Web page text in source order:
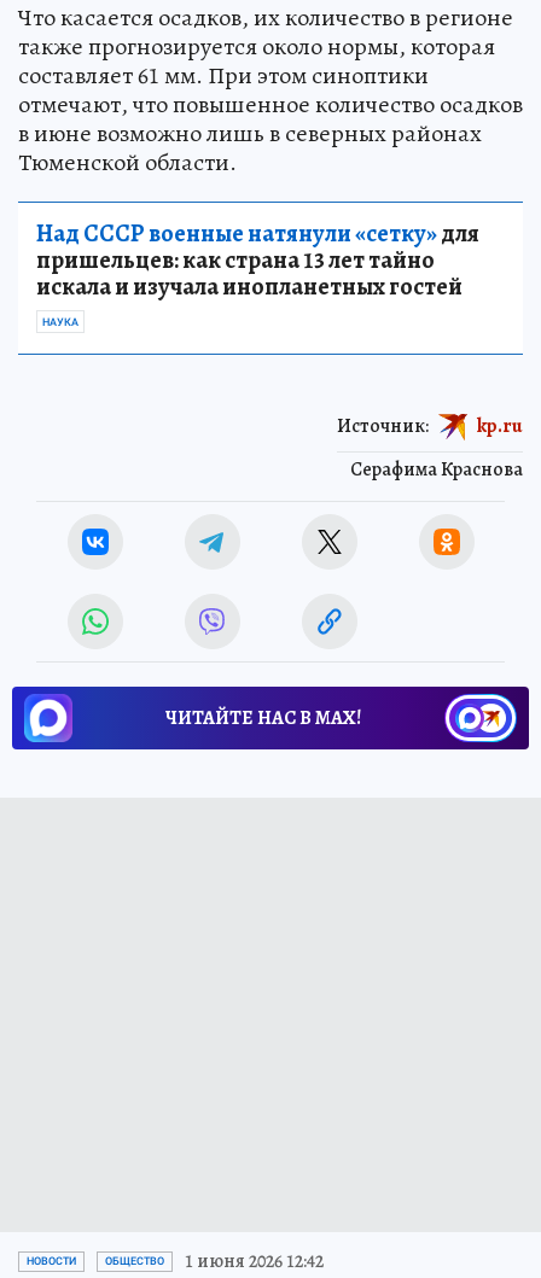
Что касается осадков, их количество в регионе
также прогнозируется около нормы, которая
составляет 61 мм. При этом синоптики
отмечают, что повышенное количество осадков
в июне возможно лишь в северных районах
Тюменской области.
Над СССР военные натянули «сетку»для
пришельцев: как страна 13 лет тайно
искала и изучала инопланетных гостей
НАУКА
Серафима Краснова
Источник: kp.ru
ЧИТАЙТЕ НАС В МАХ!
НОВОСТИ ОБЩЕСТВО 1 июня 2026 12:42